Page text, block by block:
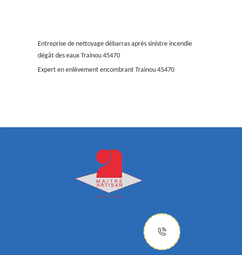
Entreprise de nettoyage débarras après sinistre incendie
dégât des eaux Trainou 45470
Expert en enlèvement encombrant Trainou 45470